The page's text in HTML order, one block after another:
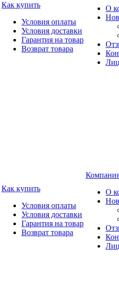
Как купить
Условия оплаты
Условия доставки
Гарантия на товар
Возврат товара
О
Как купить
Условия оплаты
Условия доставки
Гарантия на товар
Возврат товара
О